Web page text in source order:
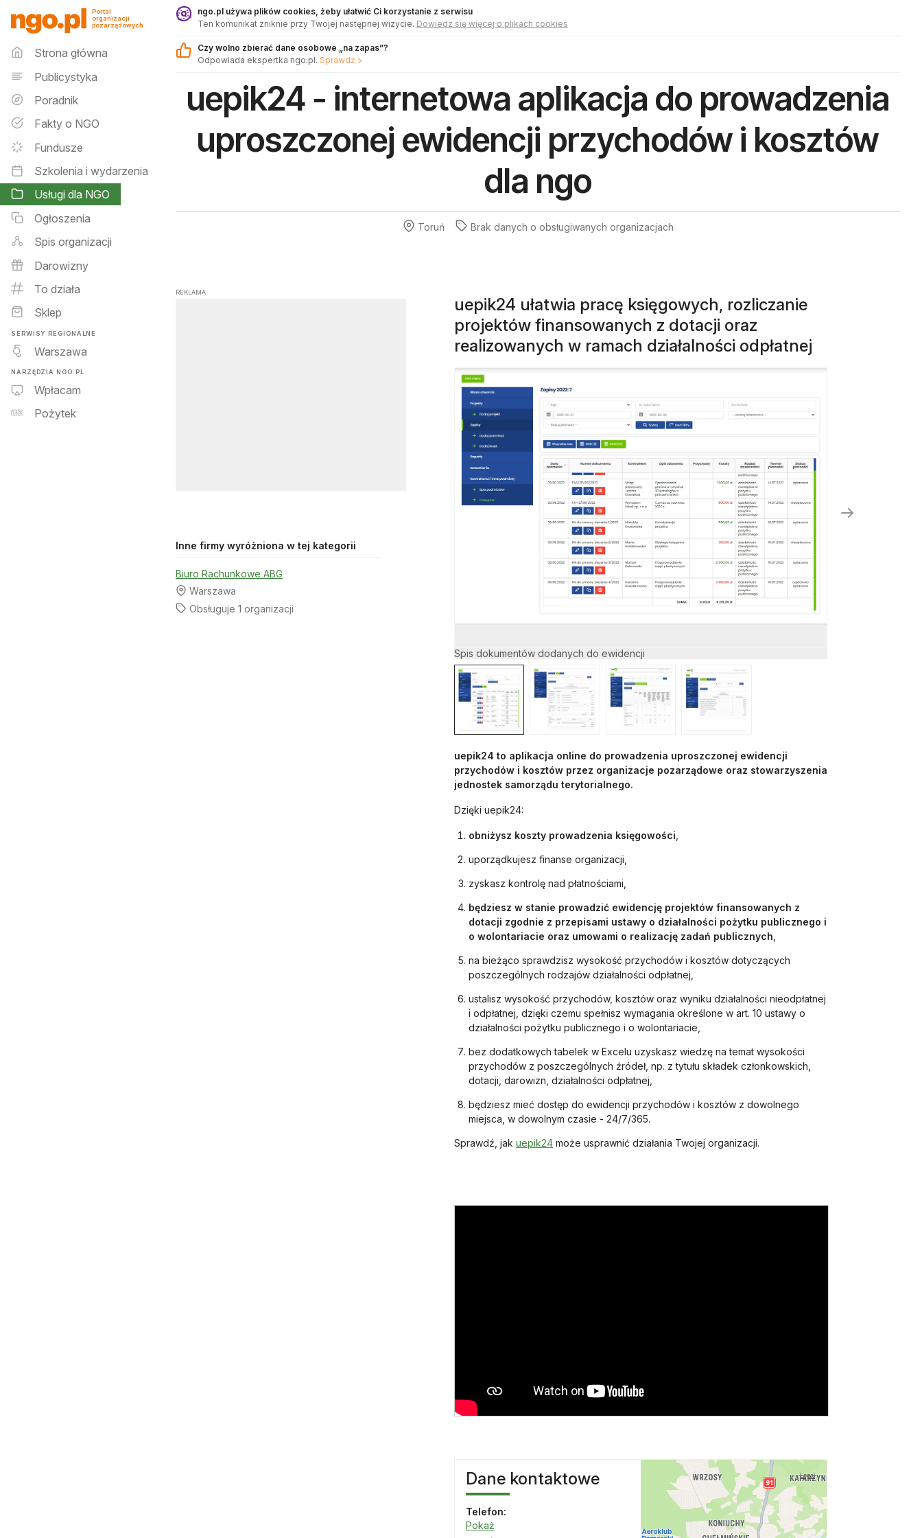
Usługi dla NGO - ngo.pl
Portal
organizacji
pozarządowych
Menu główne
Strona główna
Publicystyka
Poradnik
Fakty o NGO
Fundusze
Szkolenia i wydarzenia
Usługi dla NGO
Ogłoszenia
Spis organizacji
Darowizny
To działa
Sklep
SERWISY REGIONALNE
Warszawa
NARZĘDZIA NGO.PL
Wpłacam
Pożytek
ngo.pl używa plików cookies, żeby ułatwić Ci korzystanie z serwisu
Ten komunikat zniknie przy Twojej następnej wizycie. Dowiedz się więcej o plikach cookies
Czy wolno zbierać dane osobowe „na zapas”?
Odpowiada ekspertka ngo.pl. Sprawdź >
uepik24 - internetowa aplikacja do prowadzenia
uproszczonej ewidencji przychodów i kosztów
dla ngo
Toruń Brak danych o obsługiwanych organizacjach
REKLAMA
Inne firmy wyróżniona w tej kategorii
Biuro Rachunkowe ABG
Warszawa
Obsługuje 1 organizacji
uepik24 ułatwia pracę księgowych, rozliczanie
projektów finansowanych z dotacji oraz
realizowanych w ramach działalności odpłatnej
Spis dokumentów dodanych do ewidencji
uepik24 to aplikacja online do prowadzenia uproszczonej ewidencji
przychodów i kosztów przez organizacje pozarządowe oraz stowarzyszenia
jednostek samorządu terytorialnego.
Dzięki uepik24:
obniżysz koszty prowadzenia księgowości
uporządkujesz finanse organizacji,
zyskasz kontrolę nad płatnościami,
będziesz w stanie prowadzić ewidencję projektów finansowanych z
dotacji zgodnie z przepisami ustawy o działalności pożytku publicznego i
o wolontariacie oraz umowami o realizację zadań publicznych
na bieżąco sprawdzisz wysokość przychodów i kosztów dotyczących
poszczególnych rodzajów działalności odpłatnej,
ustalisz wysokość przychodów, kosztów oraz wyniku działalności nieodpłatnej
i odpłatnej, dzięki czemu spełnisz wymagania określone w art. 10 ustawy o
działalności pożytku publicznego i o wolontariacie,
bez dodatkowych tabelek w Excelu uzyskasz wiedzę na temat wysokości
przychodów z poszczególnych źródeł, np. z tytułu składek członkowskich,
dotacji, darowizn, działalności odpłatnej,
będziesz mieć dostęp do ewidencji przychodów i kosztów z dowolnego
miejsca, w dowolnym czasie - 24/7/365.
Sprawdź, jak uepik24otwiera się w nowej karcie
może usprawnić działania Twojej organizacji.
Dane kontaktowe
Telefon:
Pokaż
Legal